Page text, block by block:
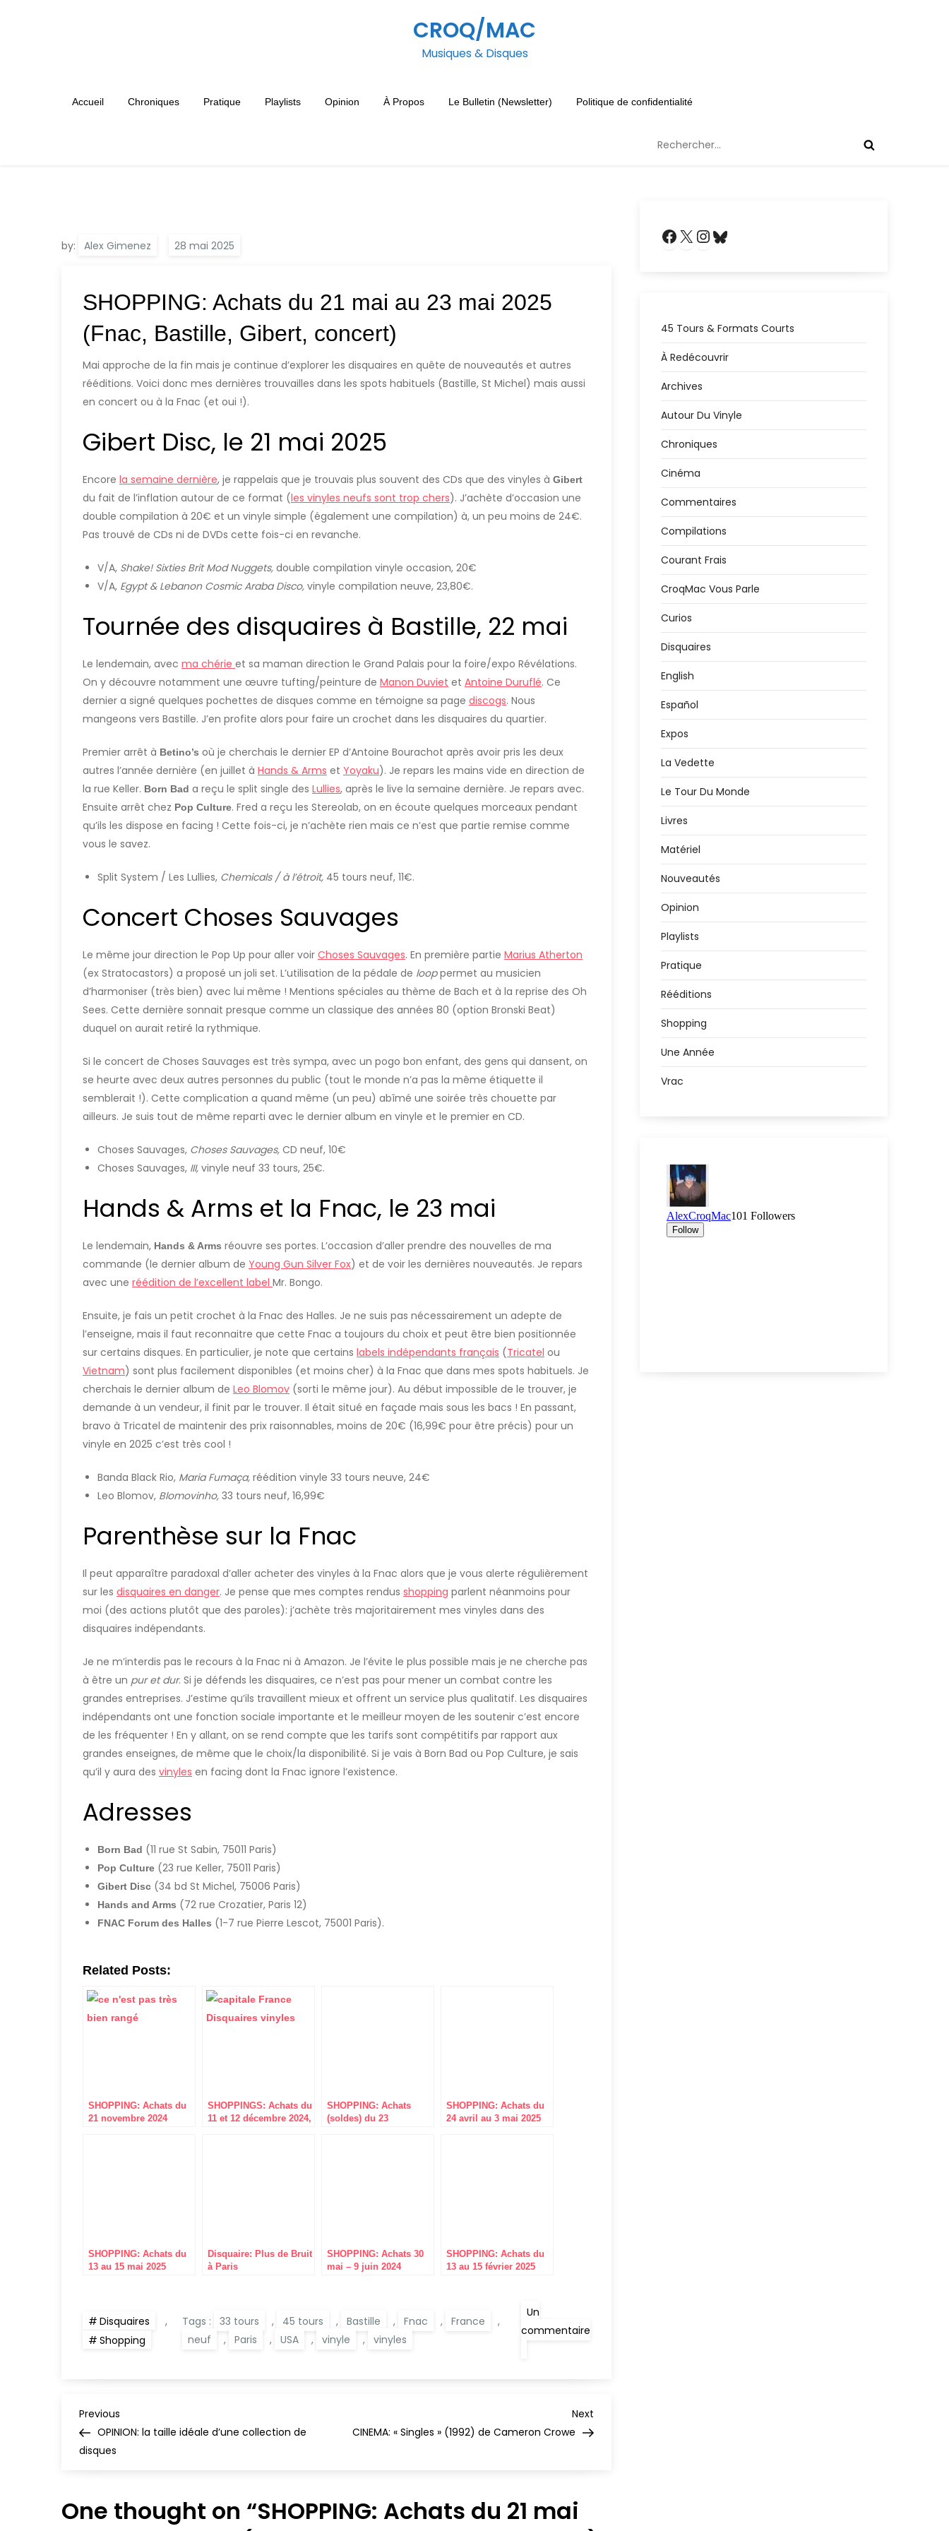
CROQ/MAC
Musiques & Disques
Accueil Chroniques Pratique Playlists Opinion À Propos Le Bulletin (Newsletter) Politique de confidentialité
by: Alex Gimenez
SHOPPING: Achats du 21 mai au 23 mai 2025
(Fnac, Bastille, Gibert, concert)
Mai approche de la fin mais je continue d’explorer les disquaires en quête de nouveautés et autres
rééditions. Voici donc mes dernières trouvailles dans les spots habituels (Bastille, St Michel) mais aussi
en concert ou à la Fnac (et oui !).
Gibert Disc, le 21 mai 2025
Encore la semaine dernière, je rappelais que je trouvais plus souvent des CDs que des vinyles à Gibert
du fait de l’inflation autour de ce format (les vinyles neufs sont trop chers). J’achète d’occasion une
double compilation à 20€ et un vinyle simple (également une compilation) à, un peu moins de 24€.
Pas trouvé de CDs ni de DVDs cette fois-ci en revanche.
V/A, Shake! Sixties Brit Mod Nuggets, double compilation vinyle occasion, 20€
V/A, Egypt & Lebanon Cosmic Araba Disco, vinyle compilation neuve, 23,80€.
Tournée des disquaires à Bastille, 22 mai
Le lendemain, avec ma chérie et sa maman direction le Grand Palais pour la foire/expo Révélations.
On y découvre notamment une œuvre tufting/peinture de Manon Duviet et Antoine Duruflé. Ce
dernier a signé quelques pochettes de disques comme en témoigne sa page discogs. Nous
mangeons vers Bastille. J’en profite alors pour faire un crochet dans les disquaires du quartier.
Premier arrêt à Betino’s où je cherchais le dernier EP d’Antoine Bourachot après avoir pris les deux
autres l’année dernière (en juillet à Hands & Arms et Yoyaku). Je repars les mains vide en direction de
la rue Keller. Born Bad a reçu le split single des Lullies, après le live la semaine dernière. Je repars avec.
Ensuite arrêt chez Pop Culture. Fred a reçu les Stereolab, on en écoute quelques morceaux pendant
qu’ils les dispose en facing ! Cette fois-ci, je n’achète rien mais ce n’est que partie remise comme
vous le savez.
Split System / Les Lullies, Chemicals / à l’étroit, 45 tours neuf, 11€.
Concert Choses Sauvages
Le même jour direction le Pop Up pour aller voir Choses Sauvages. En première partie Marius Atherton
(ex Stratocastors) a proposé un joli set. L’utilisation de la pédale de looppermet au musicien
d’harmoniser (très bien) avec lui même ! Mentions spéciales au thème de Bach et à la reprise des Oh
Sees. Cette dernière sonnait presque comme un classique des années 80 (option Bronski Beat)
duquel on aurait retiré la rythmique.
Si le concert de Choses Sauvages est très sympa, avec un pogo bon enfant, des gens qui dansent, on
se heurte avec deux autres personnes du public (tout le monde n’a pas la même étiquette il
semblerait !). Cette complication a quand même (un peu) abîmé une soirée très chouette par
ailleurs. Je suis tout de même reparti avec le dernier album en vinyle et le premier en CD.
Choses Sauvages, Choses Sauvages, CD neuf, 10€
Choses Sauvages, III, vinyle neuf 33 tours, 25€.
Hands & Arms et la Fnac, le 23 mai
Le lendemain, Hands & Arms réouvre ses portes. L’occasion d’aller prendre des nouvelles de ma
commande (le dernier album de Young Gun Silver Fox) et de voir les dernières nouveautés. Je repars
avec une réédition de l’excellent label Mr. Bongo.
Ensuite, je fais un petit crochet à la Fnac des Halles. Je ne suis pas nécessairement un adepte de
l’enseigne, mais il faut reconnaitre que cette Fnac a toujours du choix et peut être bien positionnée
sur certains disques. En particulier, je note que certains labels indépendants français (Tricatel ou
Vietnam) sont plus facilement disponibles (et moins cher) à la Fnac que dans mes spots habituels. Je
cherchais le dernier album de Leo Blomov (sorti le même jour). Au début impossible de le trouver, je
demande à un vendeur, il finit par le trouver. Il était situé en façade mais sous les bacs ! En passant,
bravo à Tricatel de maintenir des prix raisonnables, moins de 20€ (16,99€ pour être précis) pour un
vinyle en 2025 c’est très cool !
Banda Black Rio, Maria Fumaça, réédition vinyle 33 tours neuve, 24€
Leo Blomov, Blomovinho, 33 tours neuf, 16,99€
Parenthèse sur la Fnac
Il peut apparaître paradoxal d’aller acheter des vinyles à la Fnac alors que je vous alerte régulièrement
sur les disquaires en danger. Je pense que mes comptes rendus shopping parlent néanmoins pour
moi (des actions plutôt que des paroles): j’achète très majoritairement mes vinyles dans des
disquaires indépendants.
Je ne m’interdis pas le recours à la Fnac ni à Amazon. Je l’évite le plus possible mais je ne cherche pas
à être un pur et dur. Si je défends les disquaires, ce n’est pas pour mener un combat contre les
grandes entreprises. J’estime qu’ils travaillent mieux et offrent un service plus qualitatif. Les disquaires
indépendants ont une fonction sociale importante et le meilleur moyen de les soutenir c’est encore
de les fréquenter ! En y allant, on se rend compte que les tarifs sont compétitifs par rapport aux
grandes enseignes, de même que le choix/la disponibilité. Si je vais à Born Bad ou Pop Culture, je sais
qu’il y aura des vinyles en facing dont la Fnac ignore l’existence.
Adresses
Born Bad (11 rue St Sabin, 75011 Paris)
Pop Culture (23 rue Keller, 75011 Paris)
Gibert Disc (34 bd St Michel, 75006 Paris)
Hands and Arms (72 rue Crozatier, Paris 12)
FNAC Forum des Halles (1-7 rue Pierre Lescot, 75001 Paris).
Related Posts:
SHOPPING: Achats du
21 novembre 2024
SHOPPINGS: Achats du
11 et 12 décembre 2024,
SHOPPING: Achats
(soldes) du 23
SHOPPING: Achats du
24 avril au 3 mai 2025
SHOPPING: Achats du
13 au 15 mai 2025
Disquaire: Plus de Bruit
à Paris
SHOPPING: Achats 30
mai – 9 juin 2024
SHOPPING: Achats du
13 au 15 février 2025
Disquaires
,
Shopping
Tags : 33 tours , 45 tours , Bastille , Fnac , France
,
neuf
, Paris , USA , vinyle , vinyles
Un
commentaire
mai
N
a
i
Previous
Post
Previous
OPINION: la taille idéale d’une collection de
disques
Post
Next
CINEMA: « Singles » (1992) de Cameron Crowe
One thought on “SHOPPING: Achats du 21 mai
Facebook
X Instagram
45 Tours & Formats Courts
À Redécouvrir
Archives
Autour Du Vinyle
Chroniques
Cinéma
Commentaires
Compilations
Courant Frais
CroqMac Vous Parle
Curios
Disquaires
English
Español
Expos
La Vedette
Le Tour Du Monde
Livres
Matériel
Nouveautés
Opinion
Playlists
Pratique
Rééditions
Shopping
Une Année
Vrac